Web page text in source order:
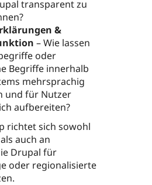
transparent zu
&
– Wie lassen
oder
Begriffe innerhalb
mehrsprachig
und für Nutzer
aufbereiten?
richtet sich sowohl
auch an
Drupal für
oder regionalisierte